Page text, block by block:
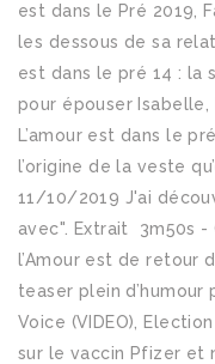
est dans le Pré 2019,
les dessous de sa
est dans le pré 14 : la
pour épouser Isabelle,
L’amour est dans le
l’origine de la veste
11/10/2019 J'ai
avec". Extrait ️ 3m50s -
l’Amour est de retour
teaser plein d’humour
Voice (VIDEO),
sur le vaccin Pfizer et